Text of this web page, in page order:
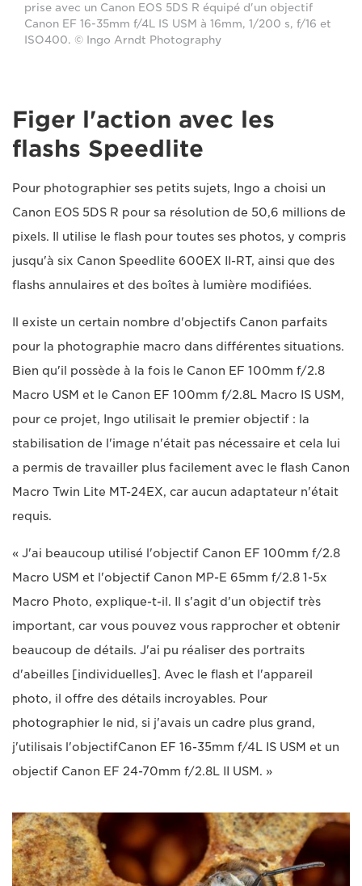
prise avec un Canon EOS 5DS R équipé d'un objectif
Canon EF 16-35mm f/4L IS USM à 16mm, 1/200 s, f/16 et
ISO400. © Ingo Arndt Photography
Figer l'action avec les
flashs Speedlite
Pour photographier ses petits sujets, Ingo a choisi un
Canon EOS 5DS R pour sa résolution de 50,6 millions de
pixels. Il utilise le flash pour toutes ses photos, y compris
jusqu'à six Canon Speedlite 600EX II-RT, ainsi que des
flashs annulaires et des boîtes à lumière modifiées.
Il existe un certain nombre d'objectifs Canon parfaits
pour la photographie macro dans différentes situations.
Bien qu'il possède à la fois le Canon EF 100mm f/2.8
Macro USM et le Canon EF 100mm f/2.8L Macro IS USM,
pour ce projet, Ingo utilisait le premier objectif : la
stabilisation de l'image n'était pas nécessaire et cela lui
a permis de travailler plus facilement avec le flash Canon
Macro Twin Lite MT-24EX, car aucun adaptateur n'était
requis.
« J'ai beaucoup utilisé l'objectif Canon EF 100mm f/2.8
Macro USM et l'objectif Canon MP-E 65mm f/2.8 1-5x
Macro Photo, explique-t-il. Il s'agit d'un objectif très
important, car vous pouvez vous rapprocher et obtenir
beaucoup de détails. J'ai pu réaliser des portraits
d'abeilles [individuelles]. Avec le flash et l'appareil
photo, il offre des détails incroyables. Pour
photographier le nid, si j'avais un cadre plus grand,
j'utilisais l'objectifCanon EF 16-35mm f/4L IS USM et un
objectif Canon EF 24-70mm f/2.8L II USM. »